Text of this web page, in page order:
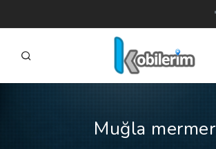
FIRMALARMuğla mermer